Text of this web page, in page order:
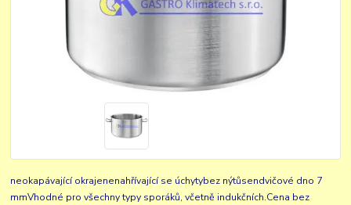
neokapávající okrajenenahřívající se úchytybez nýtůsendvičové dno 7
mmVhodné pro všechny typy sporáků, včetně indukčních.Cena bez